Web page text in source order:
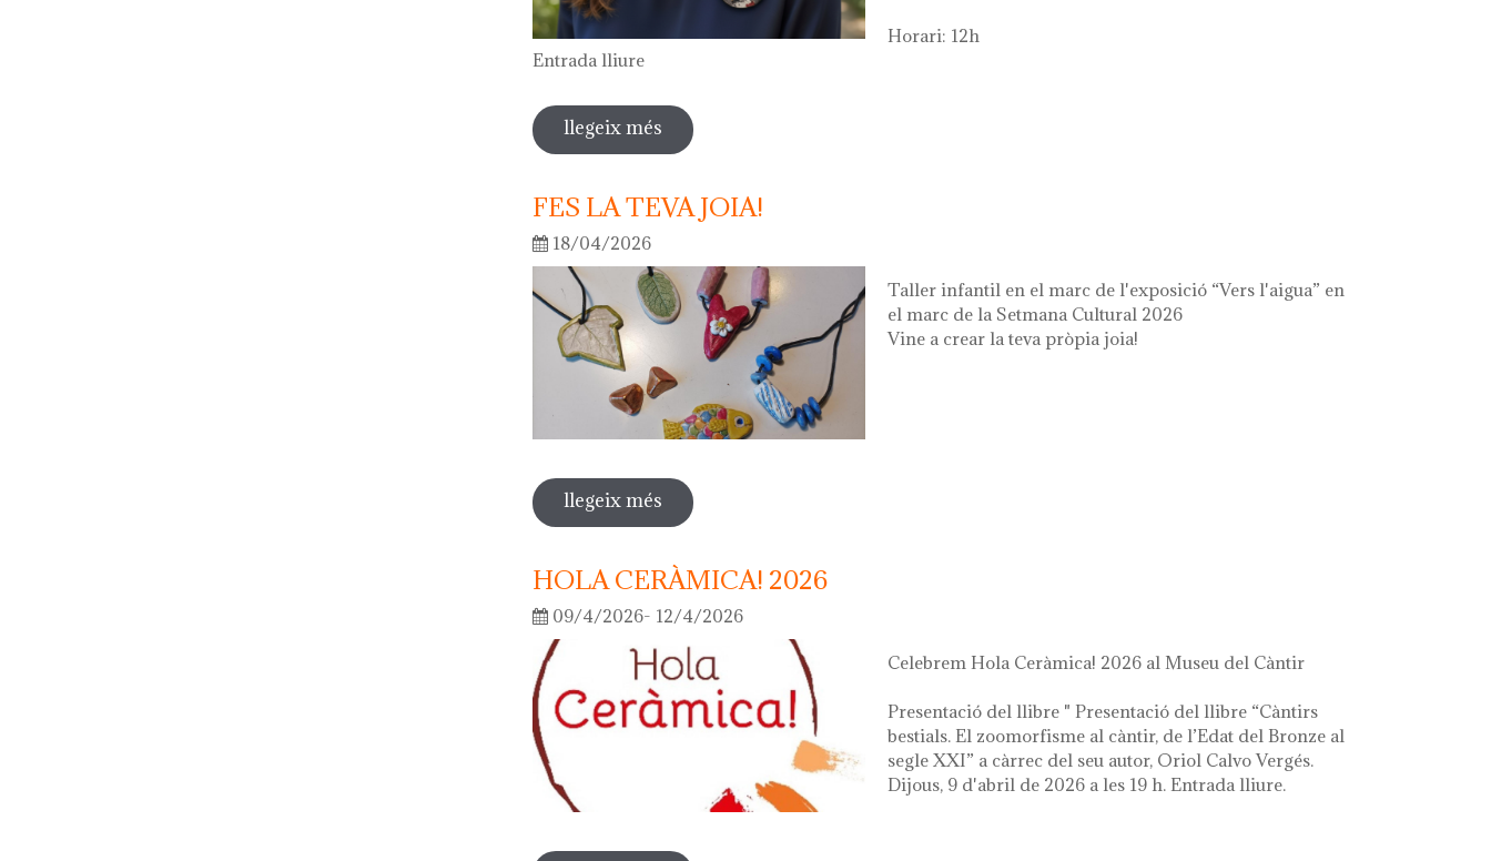
Horari: 12h
Entrada lliure
llegeix més sobre visita guiada a l'exposició "vers l'aigua" en el marc de la setmana cultural
2026
FES LA TEVA JOIA!
18/04/2026
Taller infantil en el marc de l'exposició “Vers l'aigua” en
el marc de la Setmana Cultural 2026
Vine a crear la teva pròpia joia!
llegeix més sobre fes la teva joia!
HOLA CERÀMICA! 2026
09/4/2026- 12/4/2026
Celebrem Hola Ceràmica! 2026 al Museu del Càntir
Presentació del llibre " Presentació del llibre “Càntirs
bestials. El zoomorfisme al càntir, de l’Edat del Bronze al
segle XXI” a càrrec del seu autor, Oriol Calvo Vergés.
Dijous, 9 d'abril de 2026 a les 19 h. Entrada lliure.